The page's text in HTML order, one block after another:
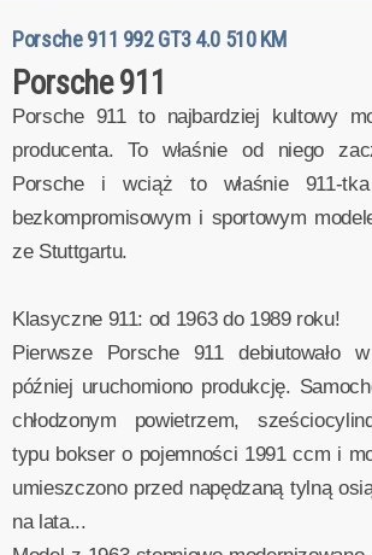
Porsche 911 992 GT3 4.0 510 KM
Porsche 911
Porsche 911 to najbardziej kultowy
producenta. To właśnie od niego
Porsche i wciąż to właśnie 911-
bezkompromisowym i sportowym
ze Stuttgartu.
Klasyczne 911: od 1963 do 1989 roku!
Pierwsze Porsche 911 debiutowało
później uruchomiono produkcję.
chłodzonym powietrzem,
typu bokser o pojemności 1991 ccm i
umieszczono przed napędzaną tylną
na lata...